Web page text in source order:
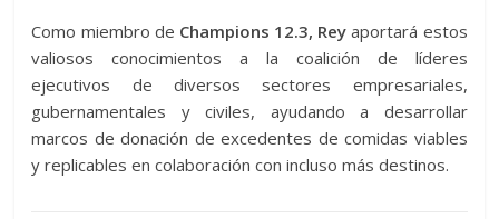
Como miembro de Champions 12.3, Rey aportará estos
valiosos conocimientos a la coalición de líderes
ejecutivos de diversos sectores empresariales,
gubernamentales y civiles, ayudando a desarrollar
marcos de donación de excedentes de comidas viables
y replicables en colaboración con incluso más destinos.